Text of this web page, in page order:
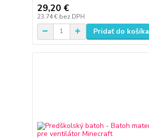
29,20 €
23,74 € bez DPH
Pridať do košíka